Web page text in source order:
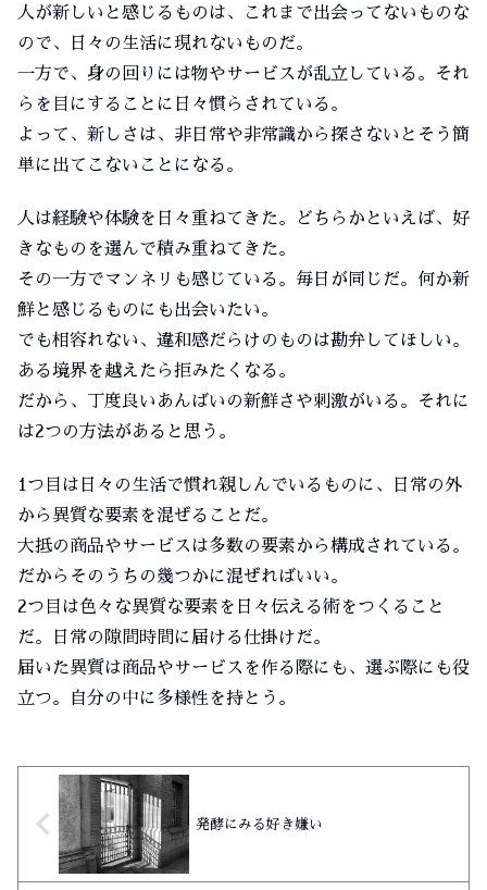
人が新しいと感じるものは、これまで出会ってないものな
ので、日々の生活に現れないものだ。
一方で、身の回りには物やサービスが乱立している。それ
らを目にすることに日々慣らされている。
よって、新しさは、非日常や非常識から探さないとそう簡
単に出てこないことになる。
人は経験や体験を日々重ねてきた。どちらかといえば、好
きなものを選んで積み重ねてきた。
その一方でマンネリも感じている。毎日が同じだ。何か新
鮮と感じるものにも出会いたい。
でも相容れない、違和感だらけのものは勘弁してほしい。
ある境界を越えたら拒みたくなる。
だから、丁度良いあんばいの新鮮さや刺激がいる。それに
は2つの方法があると思う。
1つ目は日々の生活で慣れ親しんでいるものに、日常の外
から異質な要素を混ぜることだ。
大抵の商品やサービスは多数の要素から構成されている。
だからそのうちの幾つかに混ぜればいい。
2つ目は色々な異質な要素を日々伝える術をつくること
だ。日常の隙間時間に届ける仕掛けだ。
届いた異質は商品やサービスを作る際にも、選ぶ際にも役
立つ。自分の中に多様性を持とう。
発酵にみる好き嫌い